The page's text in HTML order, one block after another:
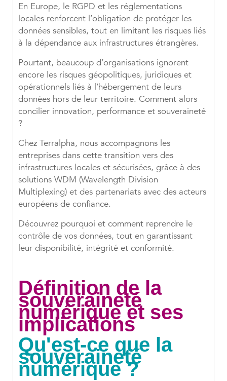
En Europe, le RGPD et les réglementations
locales renforcent l’obligation de protéger les
données sensibles, tout en limitant les risques liés
à la dépendance aux infrastructures étrangères.
Pourtant, beaucoup d’organisations ignorent
encore les risques géopolitiques, juridiques et
opérationnels liés à l’hébergement de leurs
données hors de leur territoire. Comment alors
concilier innovation, performance et souveraineté
?
Chez Terralpha, nous accompagnons les
entreprises dans cette transition vers des
infrastructures locales et sécurisées, grâce à des
solutions WDM (Wavelength Division
Multiplexing) et des partenariats avec des acteurs
européens de confiance.
Découvrez pourquoi et comment reprendre le
contrôle de vos données, tout en garantissant
leur disponibilité, intégrité et conformité.
Définition de la
souveraineté
numérique et ses
implications
Qu'est-ce que la
souveraineté
numérique ?